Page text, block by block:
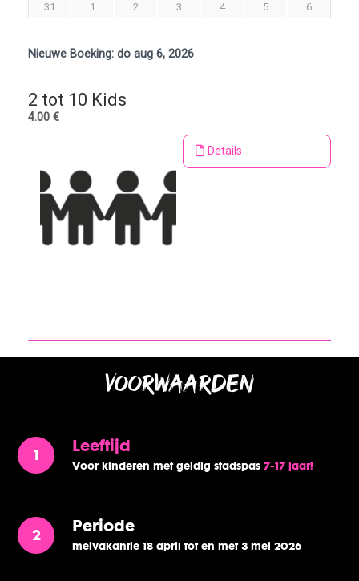
Voorwaarden
Leeftijd
Voor kinderen met geldig stadspas 7-17 jaar!
Periode
meivakantie 18 april tot en met 3 mei 2026